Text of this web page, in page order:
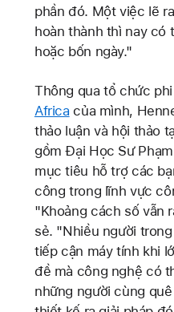
phần đó. Một việc lẽ
hoàn thành thì nay có
hoặc bốn ngày."
Thông qua tổ chức
Africa của mình,
thảo luận và hội thảo
gồm Đại Học Sư
mục tiêu hỗ trợ các
công trong lĩnh vực
"Khoảng cách số vẫn
sẻ. "Nhiều người
tiếp cận máy tính khi
đề mà công nghệ có
những người cùng